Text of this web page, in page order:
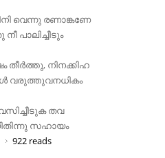
വെന്നു രണാങ്കണേ
പാലിച്ചീടും
നിനക്കിഹ
വരുത്തുവനധികം
തവ
സഹായം
about പാർത്ഥിവവര ശൃണു വീര
922 reads